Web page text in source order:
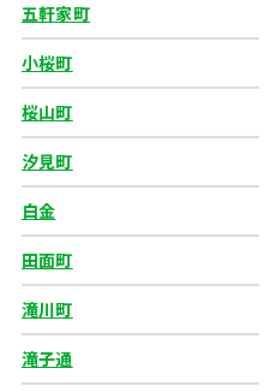
五軒家町
小桜町
桜山町
汐見町
白金
田面町
滝川町
滝子通